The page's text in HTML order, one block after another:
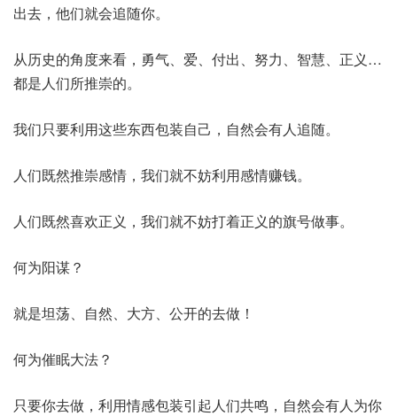
出去，他们就会追随你。
从历史的角度来看，勇气、爱、付出、努力、智慧、正义…
都是人们所推崇的。
我们只要利用这些东西包装自己，自然会有人追随。
人们既然推崇感情，我们就不妨利用感情赚钱。
人们既然喜欢正义，我们就不妨打着正义的旗号做事。
何为阳谋？
就是坦荡、自然、大方、公开的去做！
何为催眠大法？
只要你去做，利用情感包装引起人们共鸣，自然会有人为你